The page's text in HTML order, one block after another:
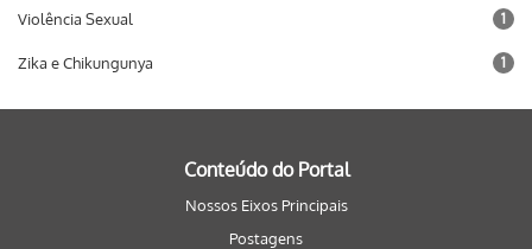
Violência Sexual 1
Zika e Chikungunya 1
Conteúdo do Portal
Nossos Eixos Principais
Postagens